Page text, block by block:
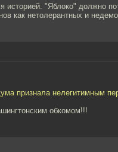
историей. "Яблоко" должно
как нетолерантных и
признала нелегитимным
обкомом!!!